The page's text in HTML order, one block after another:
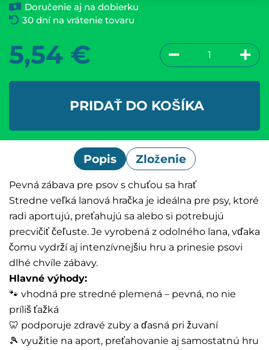
Doručenie aj na dobierku
30 dní na vrátenie tovaru
5,54 €
PRIDAŤ DO KOŠÍKA
Popis Zloženie
Pevná zábava pre psov s chuťou sa hrať
Stredne veľká lanová hračka je ideálna pre psy, ktoré
radi aportujú, preťahujú sa alebo si potrebujú
precvičiť čeľuste. Je vyrobená z odolného lana, vďaka
čomu vydrží aj intenzívnejšiu hru a prinesie psovi
dlhé chvíle zábavy.
Hlavné výhody:
🐾 vhodná pre stredné plemená – pevná, no nie
príliš ťažká
🦷 podporuje zdravé zuby a ďasná pri žuvaní
🎾 využitie na aport, preťahovanie aj samostatnú hru